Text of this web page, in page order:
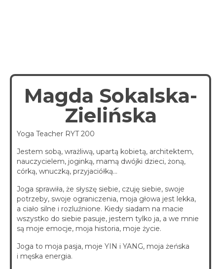
Magda Sokalska-
Zielińska
Yoga Teacher RYT 200
Jestem sobą, wrażliwą, upartą kobietą, architektem,
nauczycielem, joginką, mamą dwójki dzieci, żoną,
córką, wnuczką, przyjaciółką…
Joga sprawiła, że słyszę siebie, czuję siebie, swoje
potrzeby, swoje ograniczenia, moja głowa jest lekka,
a ciało silne i rozluźnione. Kiedy siadam na macie
wszystko do siebie pasuje, jestem tylko ja, a we mnie
są moje emocje, moja historia, moje życie.
Joga to moja pasja, moje YIN i YANG, moja żeńska
i męska energia.